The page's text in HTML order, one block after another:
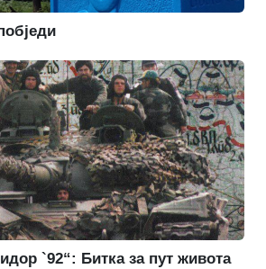
`92“: Битка за пут живота